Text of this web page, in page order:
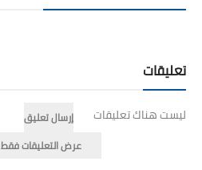
تعليقات
ليست هناك تعليقات
إرسال تعليق
عرض التعليقات فقط